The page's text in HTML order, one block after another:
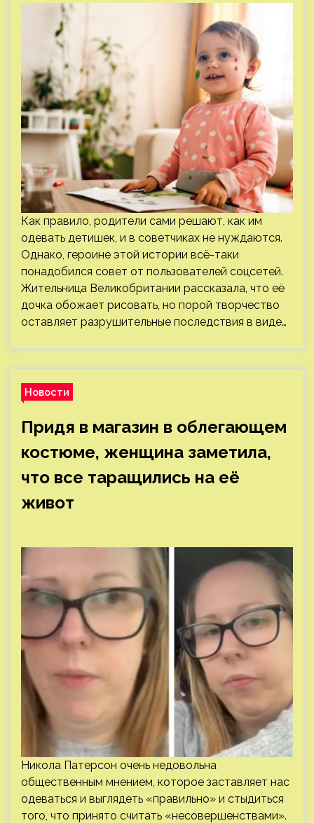
Как правило, родители сами решают, как им
одевать детишек, и в советчиках не нуждаются.
Однако, героине этой истории всё-таки
понадобился совет от пользователей соцсетей.
Жительница Великобритании рассказала, что её
дочка обожает рисовать, но порой творчество
оставляет разрушительные последствия в виде…
Новости
Придя в магазин в облегающем
костюме, женщина заметила,
что все таращились на её
живот
Никола Патерсон очень недовольна
общественным мнением, которое заставляет нас
одеваться и выглядеть «правильно» и стыдиться
того, что принято считать «несовершенствами».